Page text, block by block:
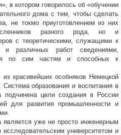
в котором говорилось об «обучении
дома с тем, чтобы сделать
не токмо приуготовлением из них
разного рода, но и
с теоретическими, служащими к
и различных работ сведениями,
по сим частям и способных к
красивейших особняков Немецкой
образования и воспитания в
цели создания в России
для развития промышленности и
уже не просто инженерным
университетом и